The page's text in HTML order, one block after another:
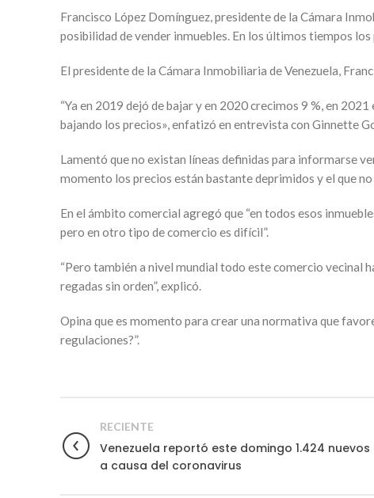
Francisco López Domínguez, presidente de la Cámara
posibilidad de vender inmuebles. En los últimos tiempos los
El presidente de la Cámara Inmobiliaria de Venezuela,
“Ya en 2019 dejó de bajar y en 2020 crecimos 9 %, en
bajando los precios», enfatizó en entrevista con Ginnette
Lamentó que no existan líneas definidas para informarse
momento los precios están bastante deprimidos y el que no
En el ámbito comercial agregó que “en todos esos
pero en otro tipo de comercio es difícil”.
“Pero también a nivel mundial todo este comercio vecinal
regadas sin orden”, explicó.
Opina que es momento para crear una normativa que
regulaciones?”.
RECIENTE
Venezuela reportó este domingo 1.424 nuevos
a causa del coronavirus